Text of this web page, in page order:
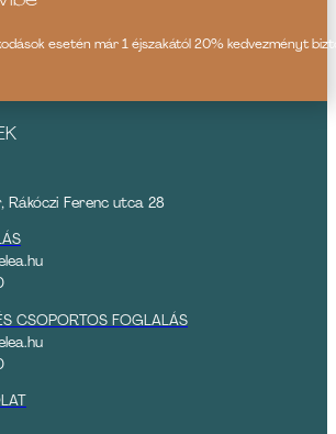
esetén már 1 éjszakától 20% kedvezményt
Ferenc utca 28
CSOPORTOS FOGLALÁS